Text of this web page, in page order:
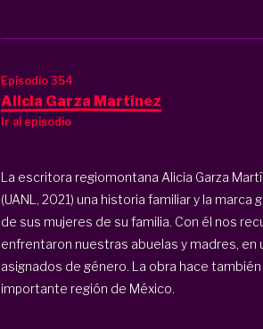
Episodio 354
Alicia Garza Martínez
Ir al episodio
La escritora regiomontana Alicia Garza
(UANL, 2021) una historia familiar y la
de sus mujeres de su familia. Con él nos
enfrentaron nuestras abuelas y madres,
asignados de género. La obra hace
importante región de México.